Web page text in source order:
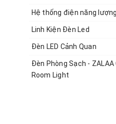
Hệ thống điện năng
Linh Kiện Đèn Led
Đèn LED Cảnh Quan
Đèn Phòng Sạch - ZALAA
Room Light